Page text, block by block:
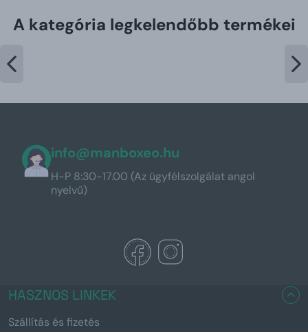
A kategória legkelendőbb termékei
info@manboxeo.hu
H-P 8:30-17.00 (Az ügyfélszolgálat angol
nyelvű)
HASZNOS LINKEK
Szállítás és fizetés